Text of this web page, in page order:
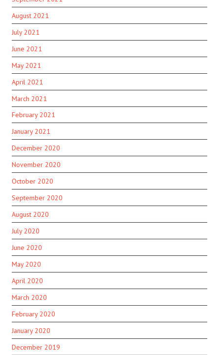
August 2021
July 2021
June 2021
May 2021
April 2021
March 2021
February 2021
January 2021
December 2020
November 2020
October 2020
September 2020
August 2020
July 2020
June 2020
May 2020
April 2020
March 2020
February 2020
January 2020
December 2019